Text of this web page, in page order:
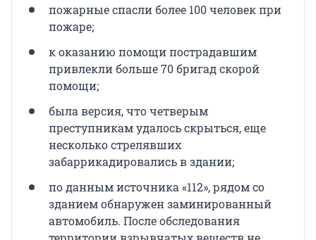
пожарные спасли более 100 человек при
пожаре;
к оказанию помощи пострадавшим
привлекли больше 70 бригад скорой
помощи;
была версия, что четверым
преступникам удалось скрыться, еще
несколько стрелявших
забаррикадировались в здании;
по данным источника «112», рядом со
зданием обнаружен заминированный
автомобиль. После обследования